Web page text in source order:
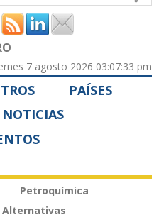
7 agosto 2026 03:07:33 pm
PAÍSES
NOTICIAS
Petroquímica
Alternativas